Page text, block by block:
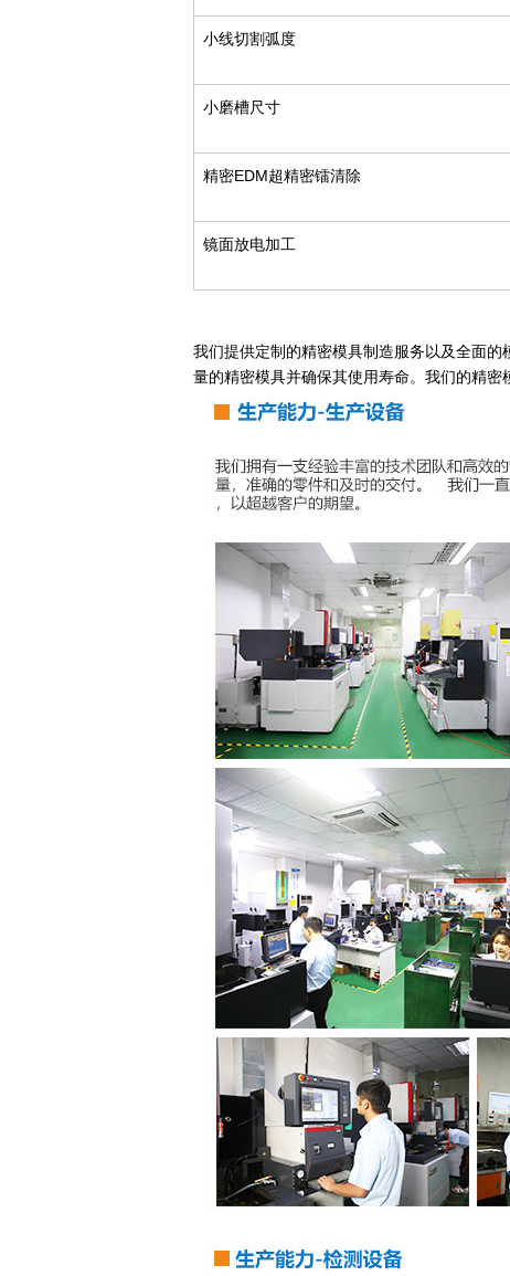
小线切割弧度
小磨槽尺寸
精密EDM超精密镭清除
镜面放电加工
我们提供定制的精密模具制造服务以及全面
量的精密模具并确保其使用寿命。我们的精